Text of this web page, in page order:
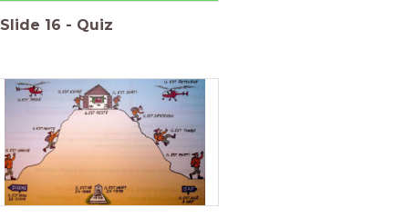
Slide 16 - Quiz